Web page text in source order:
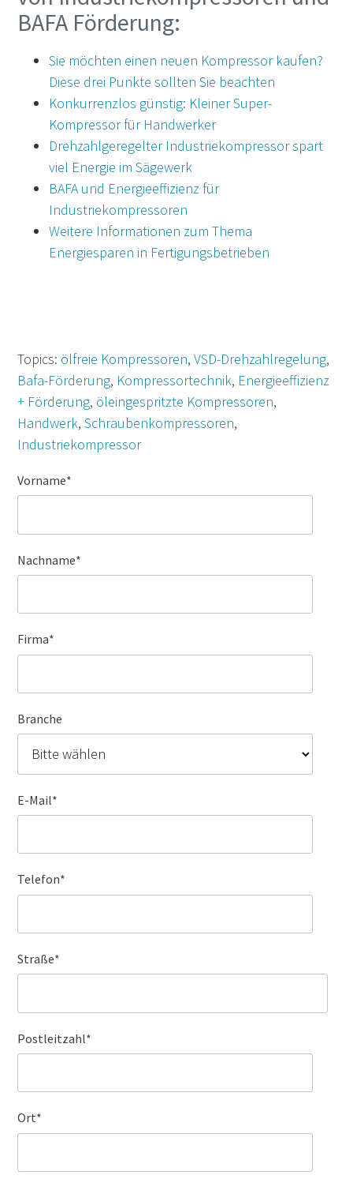
BAFA Förderung:
Sie möchten einen neuen Kompressor kaufen?
Diese drei Punkte sollten Sie beachten
Konkurrenzlos günstig: Kleiner Super-
Kompressor für Handwerker
Drehzahlgeregelter Industriekompressor spart
viel Energie im Sägewerk
BAFA und Energieeffizienz für
Industriekompressoren
Weitere Informationen zum Thema
Energiesparen in Fertigungsbetrieben
Topics: ölfreie Kompressoren, VSD-Drehzahlregelung,
Bafa-Förderung, Kompressortechnik, Energieeffizienz
+ Förderung, öleingespritzte Kompressoren,
Handwerk, Schraubenkompressoren,
Industriekompressor
Vorname*
Nachname*
Firma*
Branche
E-Mail*
Telefon*
Straße*
Postleitzahl*
Ort*